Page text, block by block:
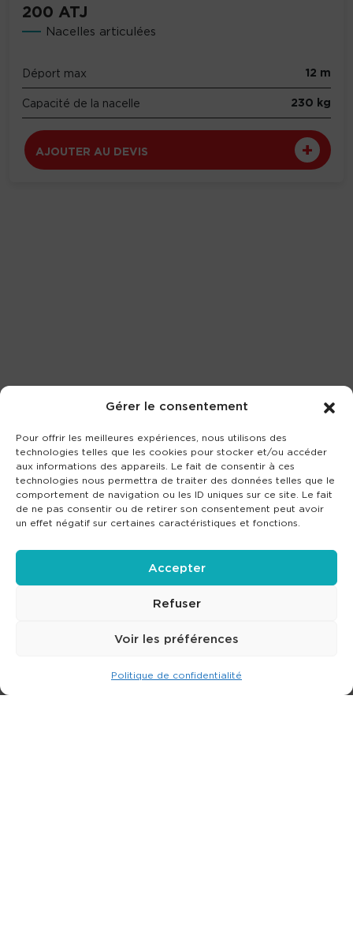
Gérer le consentement
Pour offrir les meilleures expériences, nous utilisons des
technologies telles que les cookies pour stocker et/ou accéder
aux informations des appareils. Le fait de consentir à ces
technologies nous permettra de traiter des données telles que le
comportement de navigation ou les ID uniques sur ce site. Le fait
de ne pas consentir ou de retirer son consentement peut avoir
un effet négatif sur certaines caractéristiques et fonctions.
Accepter
Refuser
Voir les préférences
Politique de confidentialité
200 ATJ
Nacelles articulées
Déport max 12 m
Capacité de la nacelle 230 kg
AJOUTER AU DEVIS